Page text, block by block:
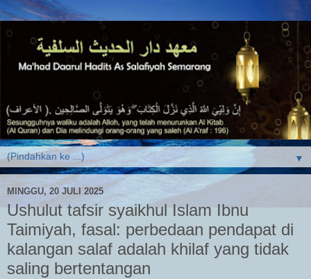
▼
MINGGU, 20 JULI 2025
Ushulut tafsir syaikhul Islam Ibnu
Taimiyah, fasal: perbedaan pendapat di
kalangan salaf adalah khilaf yang tidak
saling bertentangan